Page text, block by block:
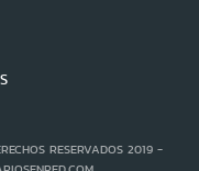
RESERVADOS 2019 -